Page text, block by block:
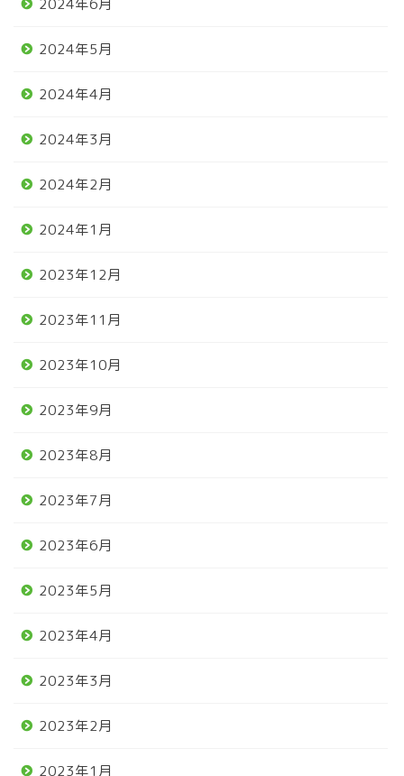
2024年5月
2024年4月
2024年3月
2024年2月
2024年1月
2023年12月
2023年11月
2023年10月
2023年9月
2023年8月
2023年7月
2023年6月
2023年5月
2023年4月
2023年3月
2023年2月
2023年1月